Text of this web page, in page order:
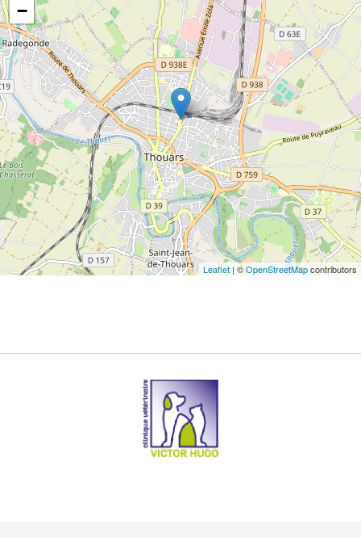
−
Leaflet | ©OpenStreetMapcontributors